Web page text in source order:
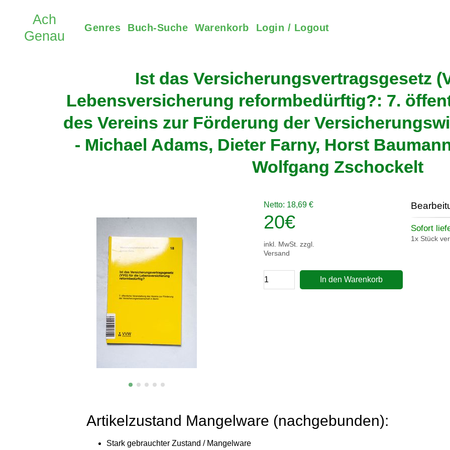
Genres Buch-Suche Warenkorb Login / Logout
Ist das Versicherungsvertragsgesetz
Lebensversicherung reformbedürftig?: 7.
des Vereins zur Förderung der
- Michael Adams, Dieter Farny, Horst
Wolfgang Zschockelt
Netto: 18,69 €
20€
inkl. MwSt. zzgl.
Versand
In den Warenkorb
Sofort
1x Stück